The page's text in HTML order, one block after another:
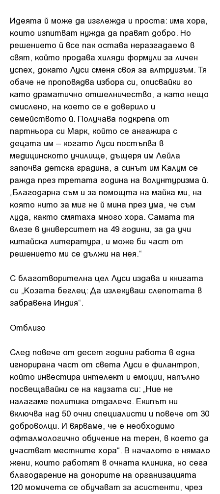
Идеята й може да изглежда и проста: има хора,
които изпитват нужда да правят добро. Но
решението й все пак остава неразгадаемо в
свят, който продава хиляди формули за личен
успех, докато Луси сменя своя за алтруизъм. Тя
обаче не проповядва избора си, описвайки го
като драматично отшелничество, а като нещо
смислено, на което се е доверило и
семейството й. Получава подкрепа от
партньора си Марк, който се ангажира с
децата им – когато Луси постъпва в
медицинското училище, дъщеря им Лейла
започва детска градина, а синът им Калум се
ражда през третата година на волунтуризма й.
„Благодарна съм и за помощта на майка ми, на
която нито за миг не й мина през ума, че съм
луда, както смятаха много хора. Самата тя
влезе в университет на 49 години, за да учи
китайска литература, и може би част от
решението ми се дължи на нея.“
С благотворителна цел Луси издава и книгата
си „Козата беглец: Да излекуваш слепотата в
забравена Индия“.
Отблизо
След повече от десет години работа в една
игнорирана част от света Луси е филантроп,
който инвестира интелект и емоции, напълно
посвещавайки се на каузата си: „Ние не
налагаме политика отдалече. Екипът ни
включва над 50 очни специалисти и повече от 30
доброволци. И вярваме, че е необходимо
офталмологично обучение на терен, в което да
участват местните хора“. В началото е нямало
жени, които работят в очната клиника, но сега
благодарение на донорите на организацията
120 момичета се обучават за асистенти, чрез